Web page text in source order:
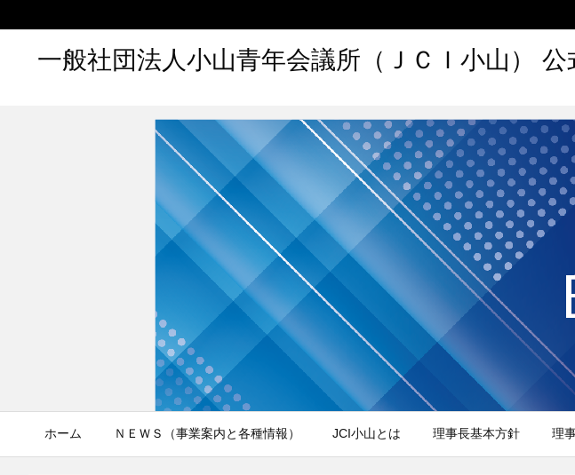
一般社団法人小山青年会議所（ＪＣＩ小山） 公
ホーム ＮＥＷＳ（事業案内と各種情報） JCI小山とは 理事長基本方針 理